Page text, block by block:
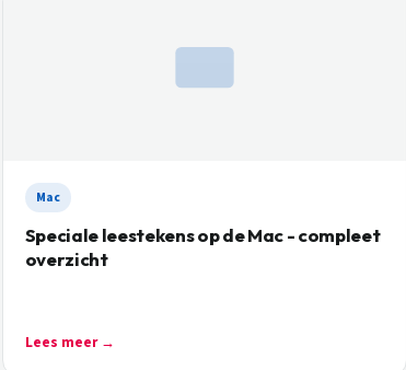
Mac
Speciale leestekens op de Mac - compleet
overzicht
Lees meer →